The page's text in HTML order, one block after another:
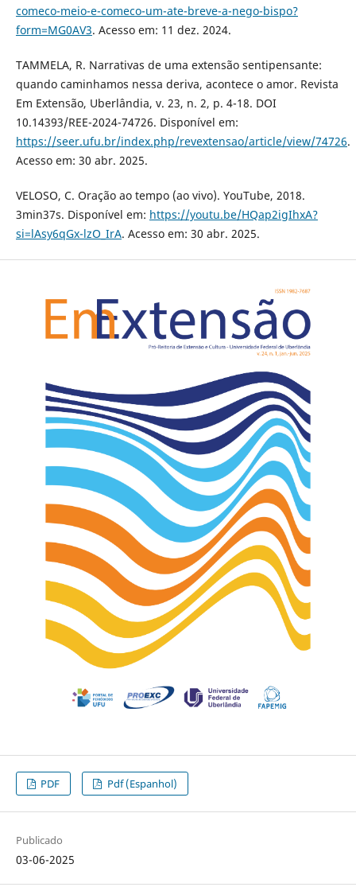
comeco-meio-e-comeco-um-ate-breve-a-nego-bispo?
form=MG0AV3. Acesso em: 11 dez. 2024.
TAMMELA, R. Narrativas de uma extensão sentipensante:
quando caminhamos nessa deriva, acontece o amor. Revista
Em Extensão, Uberlândia, v. 23, n. 2, p. 4-18. DOI
10.14393/REE-2024-74726. Disponível em:
https://seer.ufu.br/index.php/revextensao/article/view/74726.
Acesso em: 30 abr. 2025.
VELOSO, C. Oração ao tempo (ao vivo). YouTube, 2018.
3min37s. Disponível em: https://youtu.be/HQap2igIhxA?
si=lAsy6qGx-lzO_IrA. Acesso em: 30 abr. 2025.
PDF Pdf (Espanhol)
Publicado
03-06-2025